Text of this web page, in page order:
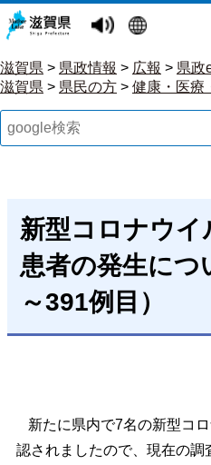
滋賀県 > 県政情報 > 広報 > 県政
滋賀県 > 県民の方 > 健康・医療
新型コロナウイ
患者の発生につ
～391例目）
新たに県内で7名の新型コ
認されましたので、現在の調